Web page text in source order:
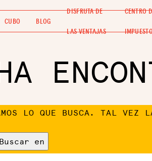
CUBO BLOG
DISFRUTA DE
LAS VENTAJAS
CENTRO
LO QUE BUSCA. TAL VEZ